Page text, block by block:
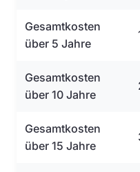
Gesamtkosten
über 5 Jahre
Gesamtkosten
über 10 Jahre
Gesamtkosten
über 15 Jahre